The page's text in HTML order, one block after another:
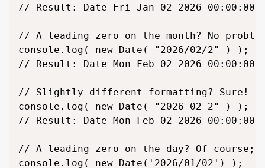
// Result: Date Fri Jan 02 2026 00:00:00
// A leading zero on the month? No
console.log( new Date( "2026/02/2" ) );
// Result: Date Mon Feb 02 2026 00:00:00
// Slightly different formatting? Sure!
console.log( new Date( "2026-02-2" ) );
// Result: Date Mon Feb 02 2026 00:00:00
// A leading zero on the day? Of course;
console.log( new Date('2026/01/02') );